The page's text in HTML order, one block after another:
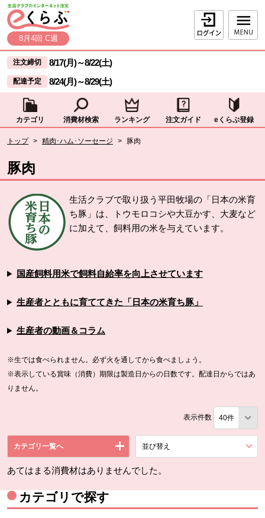
ページの先頭です。
本文へジャンプする。
8月4回 C週
ログイン
ここからサイト内共通メニューです。
サイト内共通メニューをスキップする
注文締切 8/17(月)～8/22(土)
配達予定 8/24(月)～8/29(土)
カテゴリ 消費材検索 ランキング 注文ガイド eくらぶ登録
トップ > 精肉･ハム･ソーセージ > 豚肉
豚肉
生活クラブで取り扱う平田牧場の「日本の米育
ち豚」は、トウモロコシや大豆かす、大麦など
に加えて、飼料用の米を与えています。
国産飼料用米で飼料自給率を向上させています
生産者とともに育ててきた「日本の米育ち豚」
生産者の動画＆コラム
※生では食べられません。必ず火を通してから食べましょう。
※表示している賞味（消費）期限は製造日からの日数です。配達日からではあ
りません。
表示件数
カテゴリ一覧へ 並び替え
あてはまる消費材はありませんでした。
カテゴリで探す